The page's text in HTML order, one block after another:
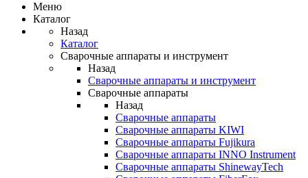
Меню
Каталог
Назад
Каталог
Сварочные аппараты и инструмент
Назад
Сварочные аппараты и инструмент
Сварочные аппараты
Назад
Сварочные аппараты
Сварочные аппараты KIWI
Сварочные аппараты Fujikura
Сварочные аппараты INNO Instrument
Сварочные аппараты ShinewayTech